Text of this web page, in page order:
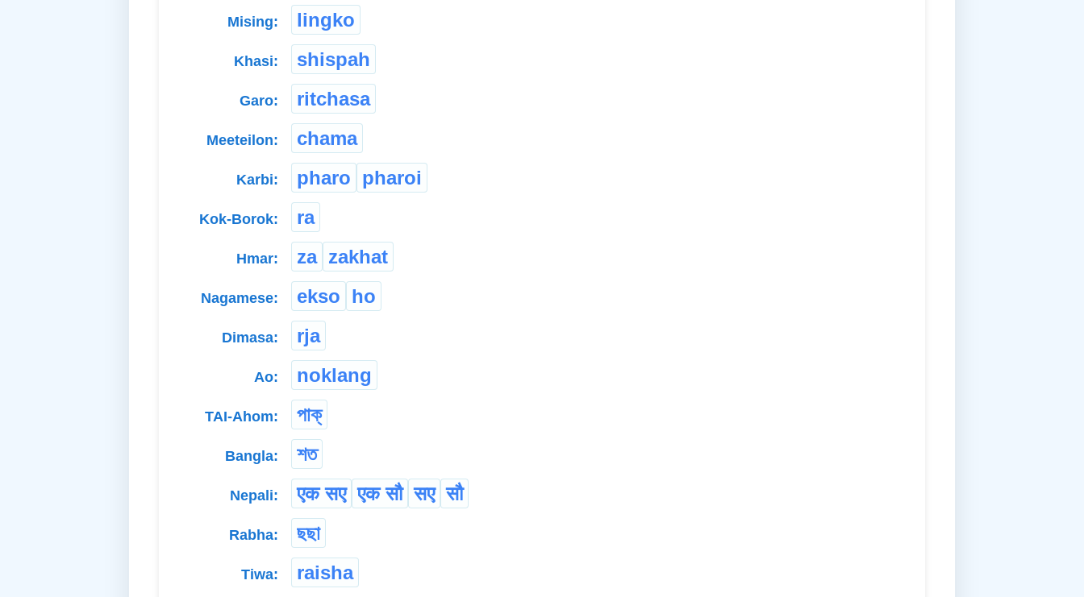
Mising: lingko
Khasi: shispah
Garo: ritchasa
Meeteilon: chama
Karbi: pharo pharoi
Kok-Borok: ra
Hmar: za zakhat
Nagamese: ekso ho
Dimasa: rja
Ao: noklang
TAI-Ahom: পাক্
Bangla: শত
Nepali: एक सए एक सौ सए सौ
Rabha: ছছা
Tiwa: raisha